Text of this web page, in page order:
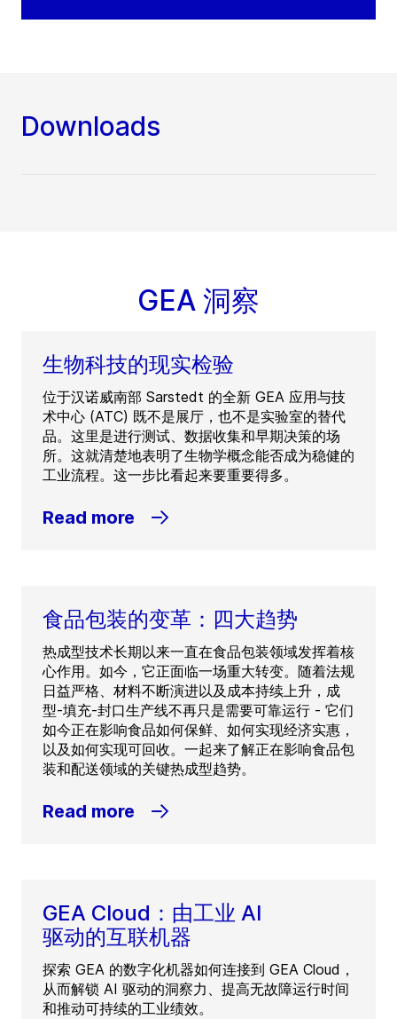
Downloads
GEA 洞察
生物科技的现实检验
位于汉诺威南部 Sarstedt 的全新 GEA 应用与技
术中心 (ATC) 既不是展厅，也不是实验室的替代
品。这里是进行测试、数据收集和早期决策的场
所。这就清楚地表明了生物学概念能否成为稳健的
工业流程。这一步比看起来要重要得多。
Read more
食品包装的变革：四大趋势
热成型技术长期以来一直在食品包装领域发挥着核
心作用。如今，它正面临一场重大转变。随着法规
日益严格、材料不断演进以及成本持续上升，成
型-填充-封口生产线不再只是需要可靠运行 - 它们
如今正在影响食品如何保鲜、如何实现经济实惠，
以及如何实现可回收。一起来了解正在影响食品包
装和配送领域的关键热成型趋势。
Read more
GEA Cloud：由工业 AI
驱动的互联机器
探索 GEA 的数字化机器如何连接到 GEA Cloud，
从而解锁 AI 驱动的洞察力、提高无故障运行时间
和推动可持续的工业绩效。